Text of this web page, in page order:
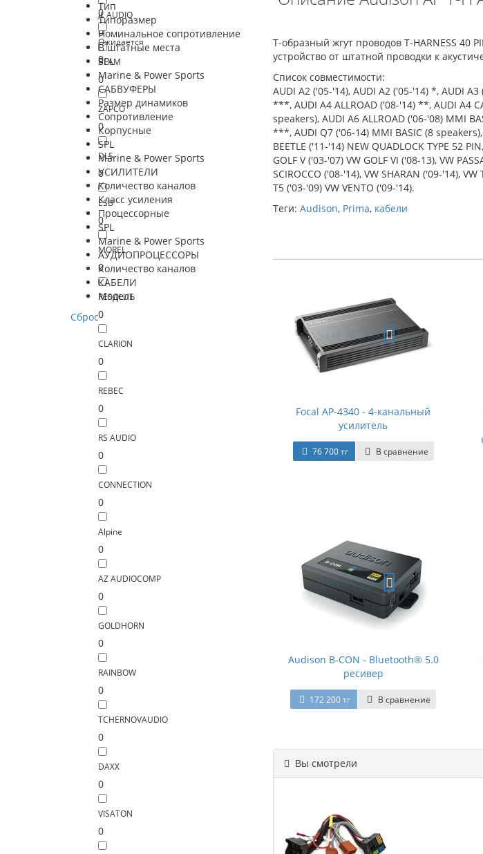
JL AUDIO
0
BLAM
0
ZAPCO
0
DLS
0
ESB
0
MOREL
0
RESOLUT
0
CLARION
0
REBEC
0
RS AUDIO
0
CONNECTION
0
Alpine
0
AZ AUDIOCOMP
0
GOLDHORN
0
RAINBOW
0
TCHERNOVAUDIO
0
DAXX
0
VISATON
0
0
Ожидается
0
Тип
Типоразмер
Номинальное сопротивление
В штатные места
SPL
Marine & Power Sports
САБВУФЕРЫ
Размер динамиков
Сопротивление
Корпусные
SPL
Marine & Power Sports
УСИЛИТЕЛИ
Количество каналов
Класс усиления
Процессорные
SPL
Marine & Power Sports
АУДИОПРОЦЕССОРЫ
Количество каналов
КАБЕЛИ
Модель
Сброс
T-образный жгут проводов T-HARNESS 40
устройство от штатной проводки к
Список совместимости:
AUDI A2 ('05-'14), AUDI A2 ('05-'14) *, AUDI
***, AUDI A4 ALLROAD ('08-'14) **, AUDI A4
speakers), AUDI A6 ALLROAD ('06-'08) MMI
***, AUDI Q7 ('06-14) MMI BASIC (8
BEETLE ('11-'14) NEW QUADLOCK TYPE 52
GOLF V ('03-'07) VW GOLF VI ('08-13), VW
SCIROCCO ('08-'14), VW SHARAN ('09-'14),
T5 ('03-'09) VW VENTO ('09-'14).
Теги: Audison, Prima, кабели
Focal AP-4340 - 4-канальный
усилитель
76 700 тг В сравнение
Audison B-CON - Bluetooth® 5.0
ресивер
172 200 тг В сравнение
Вы смотрели